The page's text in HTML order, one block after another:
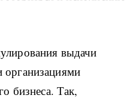
выдачи
бизнеса. Так,